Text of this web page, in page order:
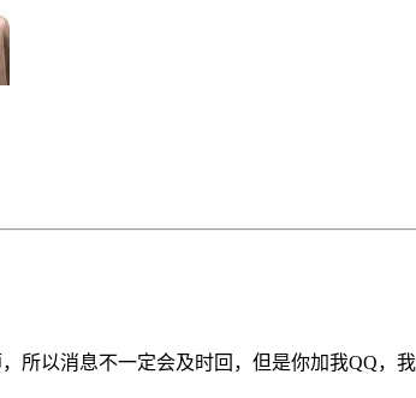
所以消息不一定会及时回，但是你加我QQ，